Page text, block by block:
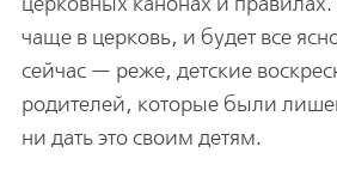
чаще в церковь, и будет все
сейчас — реже, детские
родителей, которые были
ни дать это своим детям.